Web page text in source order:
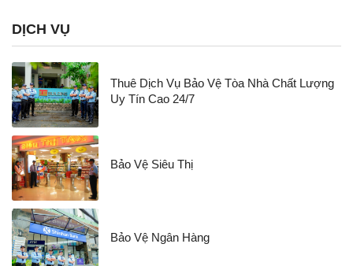
DỊCH VỤ
Thuê Dịch Vụ Bảo Vệ Tòa Nhà Chất Lượng
Uy Tín Cao 24/7
Bảo Vệ Siêu Thị
Bảo Vệ Ngân Hàng